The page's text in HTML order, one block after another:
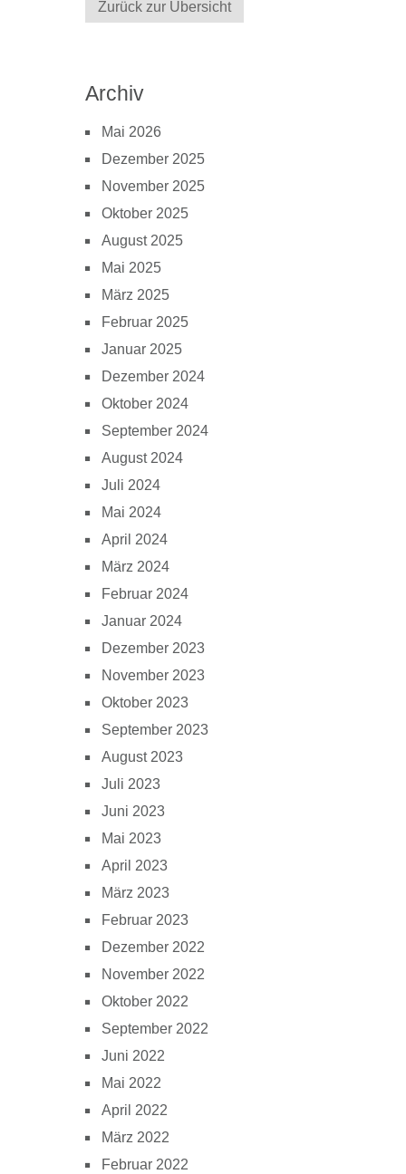
Zurück zur Übersicht
Archiv
Mai 2026
Dezember 2025
November 2025
Oktober 2025
August 2025
Mai 2025
März 2025
Februar 2025
Januar 2025
Dezember 2024
Oktober 2024
September 2024
August 2024
Juli 2024
Mai 2024
April 2024
März 2024
Februar 2024
Januar 2024
Dezember 2023
November 2023
Oktober 2023
September 2023
August 2023
Juli 2023
Juni 2023
Mai 2023
April 2023
März 2023
Februar 2023
Dezember 2022
November 2022
Oktober 2022
September 2022
Juni 2022
Mai 2022
April 2022
März 2022
Februar 2022